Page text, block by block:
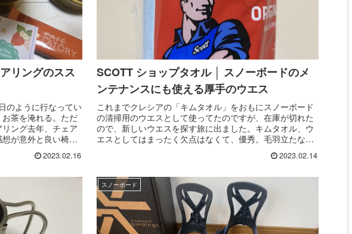
リングのスス
のように行なってい
茶を淹れる。ただ
ング去年、チェア
が意外と良い椅子
2023.02.16
SCOTT ショップタオル │ スノーボードのメ
ンテナンスにも使える厚手のウエス
これまでクレシアの「キムタオル」をおもにスノーボード
の清掃用のウエスとして使ってたのですが、在庫が切れた
ので、新しいウエスを探す旅に出ました。キムタオル、ウ
エスとしてはまったく欠点はなくて、優秀。毛羽立たない
2023.02.14
スノーボード